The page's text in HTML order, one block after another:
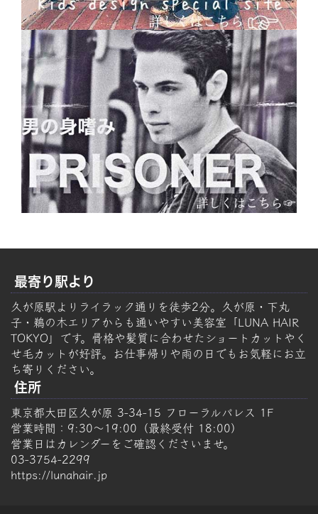
最寄り駅より
久が原駅よりライラック通りを徒歩2分。久が原・下丸
子・鵜の木エリアからも通いやすい美容室「LUNA HAIR
TOKYO」です。骨格や髪質に合わせたショートカットやく
せ毛カットが好評。お仕事帰りや雨の日でもお気軽にお立
ち寄りください。
住所
東京都大田区久が原 3-34-15 フローラルパレス 1F
営業時間：9:30～19:00（最終受付 18:00）
営業日はカレンダーをご確認くださいませ。
03-3754-2299
https://lunahair.jp